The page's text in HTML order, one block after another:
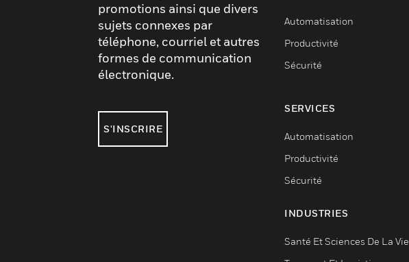
promotions ainsi que divers
sujets connexes par
téléphone, courriel et autres
formes de communication
électronique.
S'INSCRIRE
Automatisation
Productivité
Sécurité
SERVICES
Automatisation
Productivité
Sécurité
INDUSTRIES
Santé Et Sciences De La Vie